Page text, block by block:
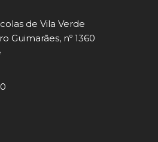
de Vila Verde
Guimarães, nº 1360